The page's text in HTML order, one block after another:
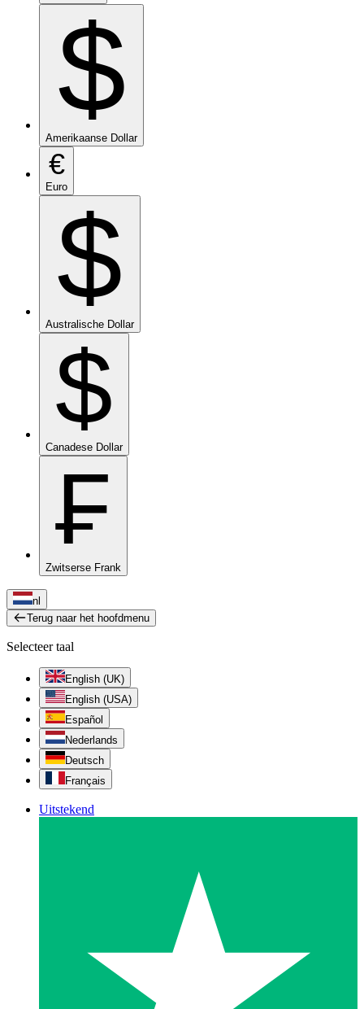
$
Amerikaanse Dollar
€
Euro
$
Australische Dollar
$
Canadese Dollar
₣
Zwitserse Frank
nl
Terug naar het hoofdmenu
Selecteer taal
English (UK)
English (USA)
Español
Nederlands
Deutsch
Français
Uitstekend